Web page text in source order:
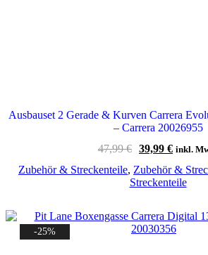
Ausbauset 2 Gerade & Kurven Carrera
– Carrera 20026955
47,99€
war:
47,99 €
39,99 €
ist:
39,99 €.
inkl.
Zubehör & Streckenteile, Zubehör &
Streckenteile
-25%